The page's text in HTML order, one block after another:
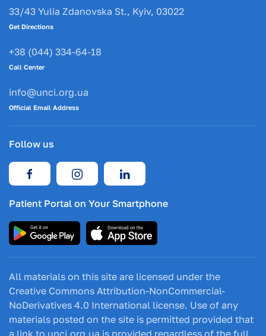
33/43 Yulia Zdanovska St., Kyiv, 03022
Get Directions
+38 (044) 334-64-18
Call Center
info@unci.org.ua
Official Email Address
Follow us
Patient Portal on Your Smartphone
All materials on this site are licensed under the
Creative Commons Attribution-NonCommercial-
NoDerivatives 4.0 International license. Use of any
materials posted on the site is permitted provided that